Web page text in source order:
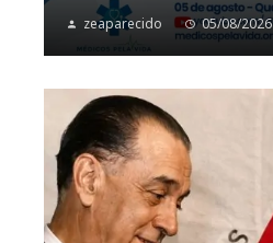
zeaparecido 05/08/2026